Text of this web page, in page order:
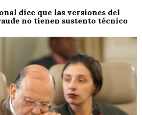
dice que las versiones del
no tienen sustento técnico